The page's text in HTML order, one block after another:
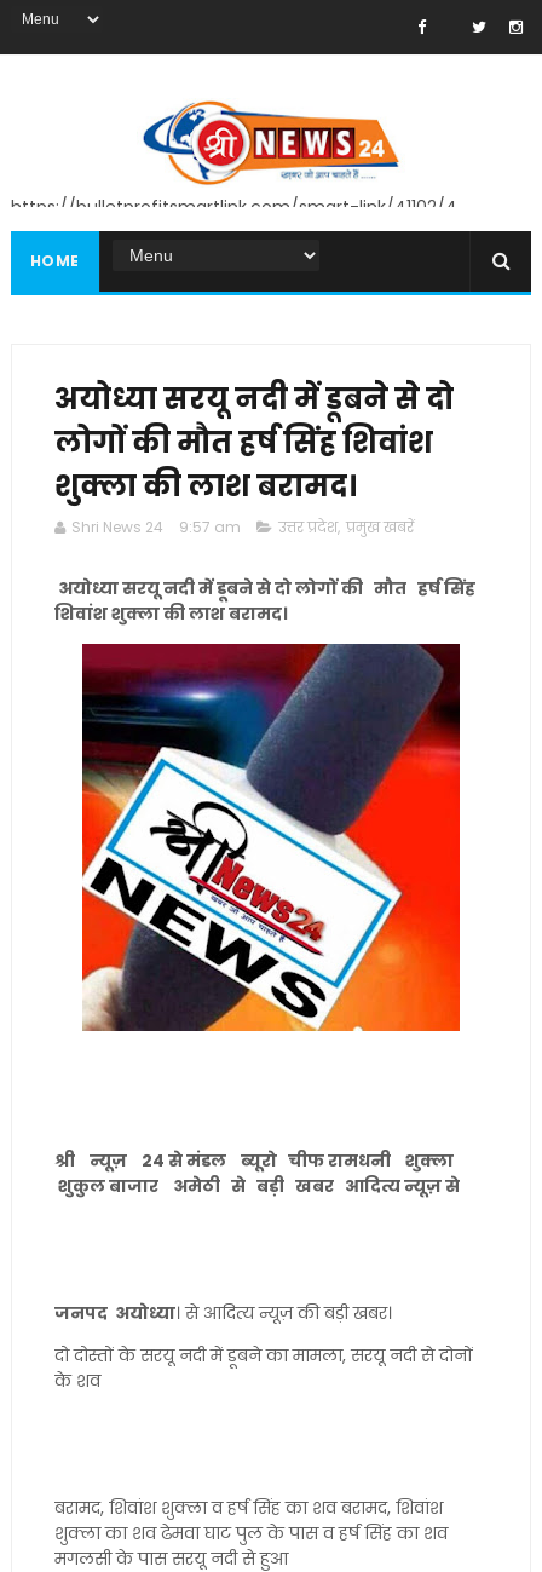
https://bulletprofitsmartlink.com/smart-link/41102/4
HOME
अयोध्या सरयू नदी में डूबने से दो
लोगों की मौत हर्ष सिंह शिवांश
शुक्ला की लाश बरामद।
Shri News 24 9:57 am उत्तर प्रदेश, प्रमुख खबरें
अयोध्या सरयू नदी में डूबने से दो लोगों की मौत हर्ष सिंह
शिवांश शुक्ला की लाश बरामद।
श्री न्यूज़ 24 से मंडल ब्यूरो चीफ रामधनी शुक्ला
शुकुल बाजार अमेठी से बड़ी खबर आदित्य न्यूज़ से
जनपद अयोध्या। से आदित्य न्यूज़ की बड़ी खबर।
दो दोस्तों के सरयू नदी में डूबने का मामला, सरयू नदी से दोनों
के शव
बरामद, शिवांश शुक्ला व हर्ष सिंह का शव बरामद, शिवांश
शुक्ला का शव ढेमवा घाट पुल के पास व हर्ष सिंह का शव
मगलसी के पास सरयू नदी से हुआ